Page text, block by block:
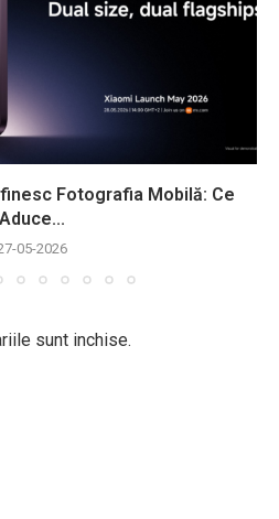
Fotografia Mobilă: Ce
Aduce...
05-2026
sunt inchise.